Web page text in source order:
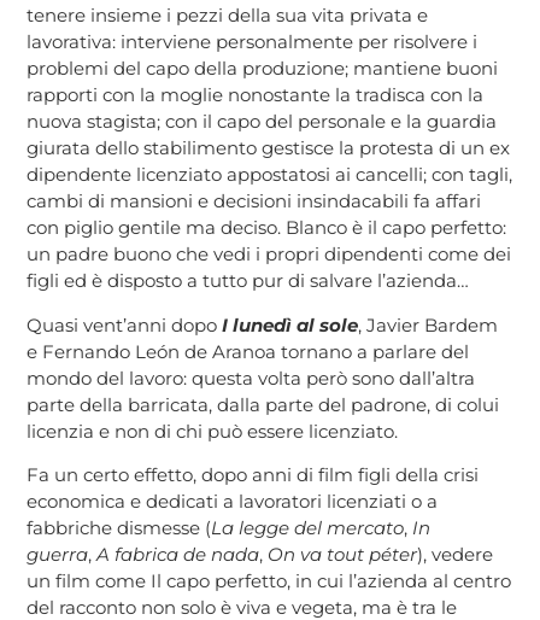
tenere insieme i pezzi della sua vita privata e
lavorativa: interviene personalmente per risolvere i
problemi del capo della produzione; mantiene buoni
rapporti con la moglie nonostante la tradisca con la
nuova stagista; con il capo del personale e la guardia
giurata dello stabilimento gestisce la protesta di un ex
dipendente licenziato appostatosi ai cancelli; con tagli,
cambi di mansioni e decisioni insindacabili fa affari
con piglio gentile ma deciso. Blanco è il capo perfetto:
un padre buono che vedi i propri dipendenti come dei
figli ed è disposto a tutto pur di salvare l’azienda…
Quasi vent’anni dopo I lunedì al sole, Javier Bardem
e Fernando León de Aranoa tornano a parlare del
mondo del lavoro: questa volta però sono dall’altra
parte della barricata, dalla parte del padrone, di colui
licenzia e non di chi può essere licenziato.
Fa un certo effetto, dopo anni di film figli della crisi
economica e dedicati a lavoratori licenziati o a
fabbriche dismesse (La legge del mercato, In
guerra,A fabrica de nada, On va tout péter), vedere
un film come Il capo perfetto, in cui l’azienda al centro
del racconto non solo è viva e vegeta, ma è tra le